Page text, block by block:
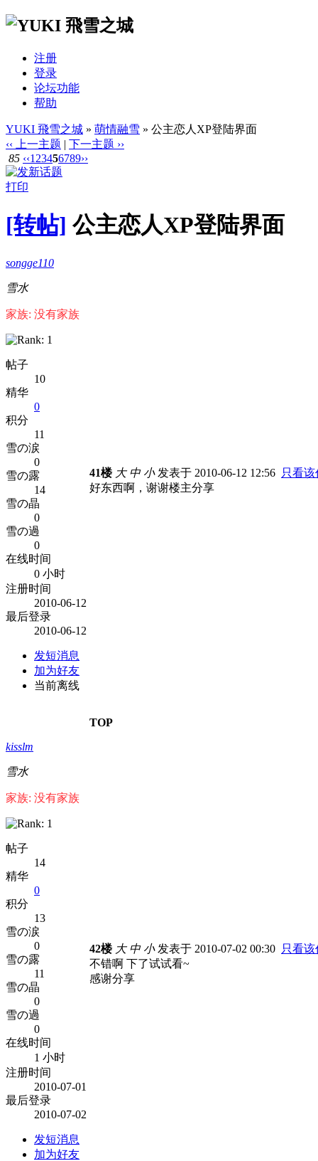
注册
登录
论坛功能
帮助
YUKI 飛雪之城 » 萌情融雪 » 公主恋人XP登陆界面
‹‹ 上一主题 | 下一主题 ››
85 ‹‹1 23456789››
打印
[转帖] 公主恋人XP登陆界面
songge110
雪水
家族: 没有家族
帖子
10
精华
0
积分
11
雪の涙
0
雪の露
14
雪の晶
0
雪の過
0
在线时间
0 小时
注册时间
2010-06-12
最后登录
2010-06-12
发短消息
加为好友
当前离线
41楼 大 中 小发表于 2010-06-12 12:56 只看该
好东西啊，谢谢楼主分享
TOP
kisslm
雪水
家族: 没有家族
帖子
14
精华
0
积分
13
雪の涙
0
雪の露
11
雪の晶
0
雪の過
0
在线时间
1 小时
注册时间
2010-07-01
最后登录
2010-07-02
发短消息
加为好友
42楼 大 中 小发表于 2010-07-02 00:30 只看该
不错啊 下了试试看~
感谢分享